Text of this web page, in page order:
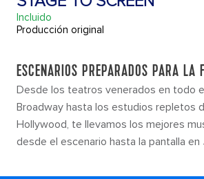
Incluido
Producción original
ESCENARIOS PREPARADOS PARA LA
Desde los teatros venerados en todo
Broadway hasta los estudios repletos
Hollywood, te llevamos los mejores
desde el escenario hasta la pantalla en